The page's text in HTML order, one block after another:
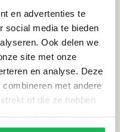
en advertenties te
social media te bieden
Ook delen we
site met onze
en analyse. Deze
met andere
of die ze hebben
vibe